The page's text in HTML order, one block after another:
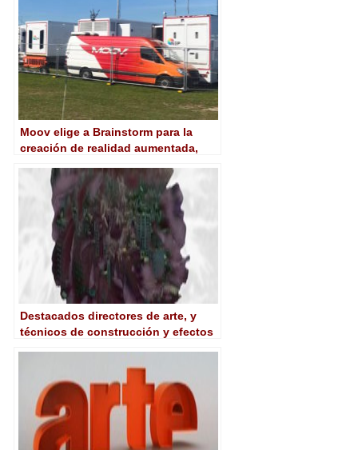
Moov elige a Brainstorm para la
creación de realidad aumentada,
virtual
Destacados directores de arte, y
técnicos de construcción y efectos
de Dirección de Arte